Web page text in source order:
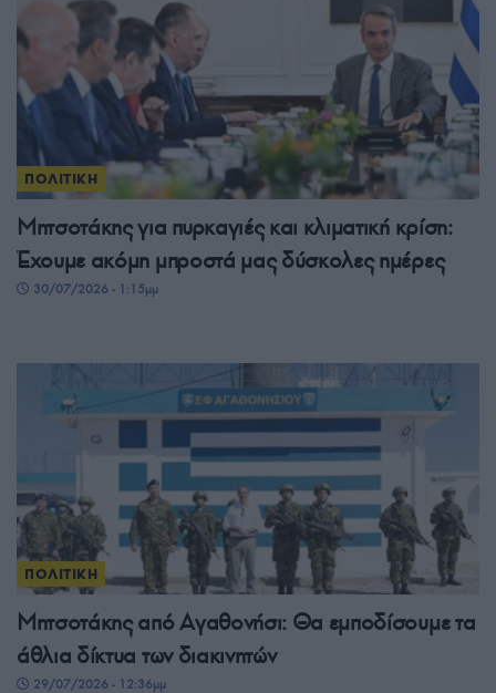
ΠΟΛΙΤΙΚΗ
Μητσοτάκης για πυρκαγιές και κλιματική κρίση:
Έχουμε ακόμη μπροστά μας δύσκολες ημέρες
30/07/2026 - 1:15μμ
ΠΟΛΙΤΙΚΗ
Μητσοτάκης από Αγαθονήσι: Θα εμποδίσουμε τα
άθλια δίκτυα των διακινητών
29/07/2026 - 12:36μμ